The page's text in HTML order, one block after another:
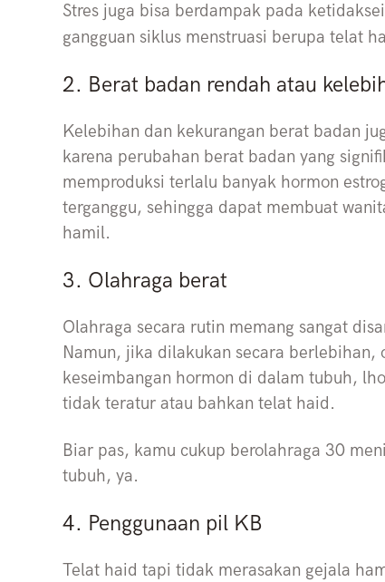
Stres juga bisa berdampak pada
gangguan siklus menstruasi berupa telat
2. Berat badan rendah atau
Kelebihan dan kekurangan berat badan
karena perubahan berat badan yang
memproduksi terlalu banyak hormon
terganggu, sehingga dapat membuat
hamil.
3. Olahraga berat
Olahraga secara rutin memang sangat
Namun, jika dilakukan secara berlebihan,
keseimbangan hormon di dalam tubuh,
tidak teratur atau bahkan telat haid.
Biar pas, kamu cukup berolahraga 30
tubuh, ya.
4. Penggunaan pil KB
Telat haid tapi tidak merasakan gejala